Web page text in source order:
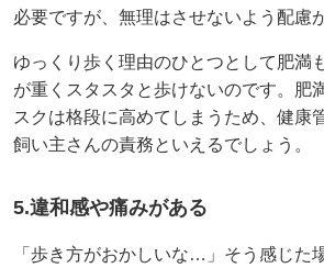
必要ですが、無理はさせないよう配慮
ゆっくり歩く理由のひとつとして肥満
が重くスタスタと歩けないのです。肥
スクは格段に高めてしまうため、健康
飼い主さんの責務といえるでしょう。
5.違和感や痛みがある
「歩き方がおかしいな…」そう感じた